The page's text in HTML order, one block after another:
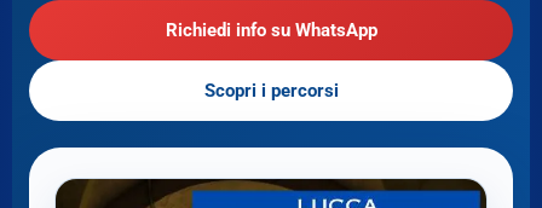
Richiedi info su WhatsApp
Scopri i percorsi